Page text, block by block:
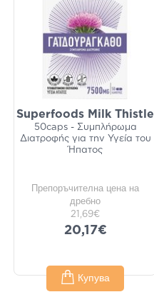
Superfoods Milk Thistle
50caps - Συμπλήρωμα
Διατροφής για την Υγεία του
Ήπατος
Препоръчителна цена на
дребно
21,69€
20,17€
Купува